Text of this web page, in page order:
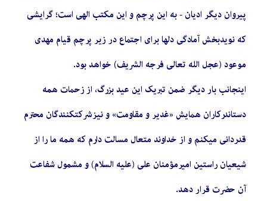
پیروان دیگر ادیان - به این پرچم و این مکتب الهی است؛ گرایشی
که نویدبخش آمادگی دلها برای اجتماع در زیر پرچم قیام مهدی
موعود (عجل الله تعالی فرجه الشریف) خواهد بود.
اینجانب بار دیگر ضمن تبریک این عید بزرگ، از زحمات همه
دستاندرکاران همایش «غدیر و مقاومت» و نیز شرکتکنندگان محترم
قدردانی میکنم و از خداوند متعال مسالت دارم که همه ما را از
شیعیان راستین امیرمؤمنان علی (علیه السلام) و مشمول شفاعت
آن حضرت قرار دهد.